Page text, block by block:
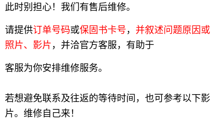
此时别担心！我们有售后维修。
请提供订单号码或保固书卡号， 并叙述问题原因或
照片、影片，并洽官方客服，有助于
客服为你安排维修服务。
若想避免联系及往返的等待时间，也可参考以下影
片。维修自己来！